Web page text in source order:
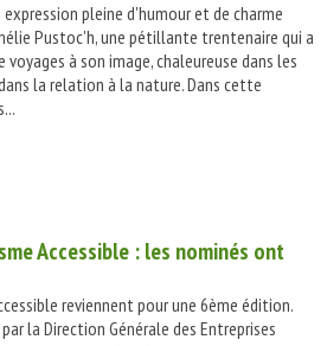
pleine d'humour et de charme
Pustoc'h, une pétillante trentenaire qui a
à son image, chaleureuse dans les
la relation à la nature. Dans cette
Accessible : les nominés ont
reviennent pour une 6ème édition.
la Direction Générale des Entreprises